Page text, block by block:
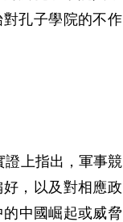
孔子學院的不作
證上指出，軍事競
，以及對相應政
中國崛起或威脅